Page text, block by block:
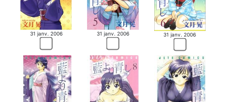
31 janv. 2006 31 janv. 2006 31 janv. 2006